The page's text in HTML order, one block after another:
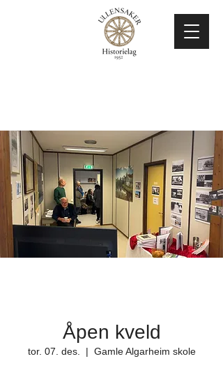
Åpen kveld
tor. 07. des.
  |
Gamle Algarheim skole